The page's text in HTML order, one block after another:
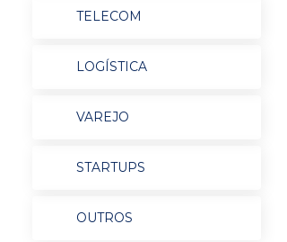
TELECOM
LOGÍSTICA
VAREJO
STARTUPS
OUTROS